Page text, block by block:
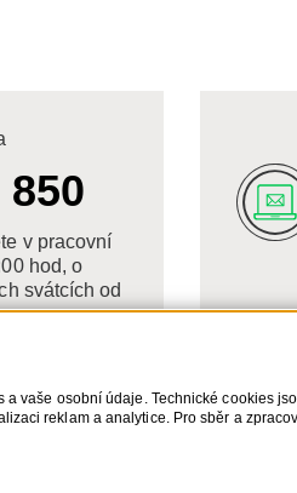
vaše osobní údaje. Technické cookies
reklam a analytice. Pro sběr a
850
v pracovní
hod, o
svátcích od